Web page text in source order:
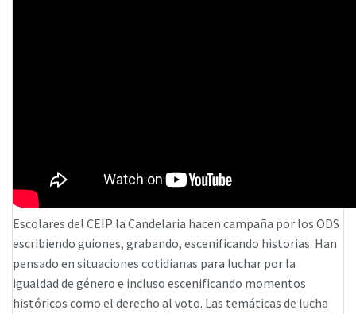
Escolares del CEIP la Candelaria hacen campaña por los ODS
escribiendo guiones, grabando, escenificando historias. Han
pensado en situaciones cotidianas para luchar por la
igualdad de género e incluso escenificando momentos
históricos como el derecho al voto. Las temáticas de lucha